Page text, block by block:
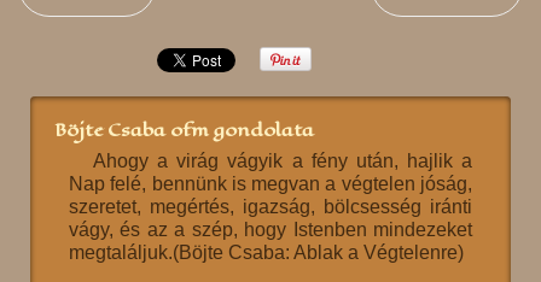
Böjte Csaba ofm gondolata
Ahogy a virág vágyik a fény után, hajlik a
Nap felé, bennünk is megvan a végtelen jóság,
szeretet, megértés, igazság, bölcsesség iránti
vágy, és az a szép, hogy Istenben mindezeket
megtaláljuk.(Böjte Csaba: Ablak a Végtelenre)